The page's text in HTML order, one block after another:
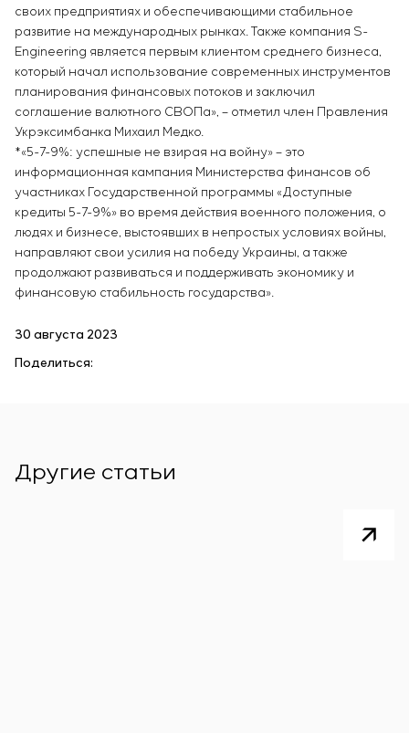
своих предприятиях и обеспечивающими стабильное
развитие на международных рынках. Также компания S-
Engineering является первым клиентом среднего бизнеса,
который начал использование современных инструментов
планирования финансовых потоков и заключил
соглашение валютного СВОПа», – отметил член Правления
Укрэксимбанка Михаил Медко.
*«5-7-9%: успешные не взирая на войну» – это
информационная кампания Министерства финансов об
участниках Государственной программы «Доступные
кредиты 5-7-9%» во время действия военного положения, о
людях и бизнесе, выстоявших в непростых условиях войны,
направляют свои усилия на победу Украины, а также
продолжают развиваться и поддерживать экономику и
финансовую стабильность государства».
30 августа 2023
Поделиться:
Другие статьи